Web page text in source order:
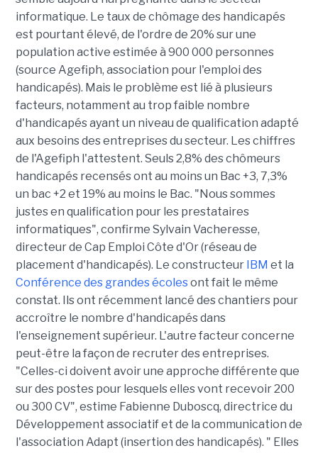
informatique. Le taux de chômage des handicapés
est pourtant élevé, de l'ordre de 20% sur une
population active estimée à 900 000 personnes
(source Agefiph, association pour l'emploi des
handicapés). Mais le problème est lié à plusieurs
facteurs, notamment au trop faible nombre
d'handicapés ayant un niveau de qualification adapté
aux besoins des entreprises du secteur. Les chiffres
de l'Agefiph l'attestent. Seuls 2,8% des chômeurs
handicapés recensés ont au moins un Bac +3, 7,3%
un bac +2 et 19% au moins le Bac. "Nous sommes
justes en qualification pour les prestataires
informatiques", confirme Sylvain Vacheresse,
directeur de Cap Emploi Côte d'Or (réseau de
placement d'handicapés). Le constructeur IBM et la
Conférence des grandes écolesont fait le même
constat. Ils ont récemment lancé des chantiers pour
accroître le nombre d'handicapés dans
l'enseignement supérieur. L'autre facteur concerne
peut-être la façon de recruter des entreprises.
"Celles-ci doivent avoir une approche différente que
sur des postes pour lesquels elles vont recevoir 200
ou 300 CV", estime Fabienne Duboscq, directrice du
Développement associatif et de la communication de
l'association Adapt (insertion des handicapés). " Elles